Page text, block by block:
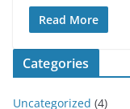
Read More
Categories
Uncategorized (4)